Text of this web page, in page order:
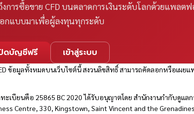
ารซื้อขาย CFD บนตลาดการเงินระดับโลกด้วยแพลตฟ
กแบบมาเพื่อผู้ลงทุนทุกระดับ
ดบัญชีฟรี เข้าสู่ระบบ
ข้อมูลทั้งหมดบนเว็บไซต์นี้ สงวนลิขสิทธิ์ สามารถคัดลอกหรือเผ
เบียนคือ 25865 BC 2020 ได้รับอนุญาตโดย สำนักงานกำกับดูแล
Centre, 330, Kingstown, Saint Vincent and the Grenadines